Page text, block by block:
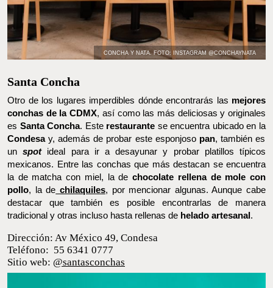
Santa Concha
Otro de los lugares imperdibles dónde encontrarás lasmejores
conchas de la CDMX, así como las más deliciosas y originales es
Santa Concha. Esterestaurantese encuentra ubicado en la
Condesa
y, además de probar este esponjosopan, también es un
spotideal para ir a desayunar y probar platillos típicos
de matcha con miel, la dechocolate rellena de mole con pollo
dechilaquiles, por mencionar algunas. Aunque cabe destacar que
también es posible encontrarlas de manera tradicional y otras